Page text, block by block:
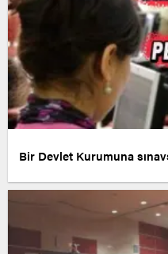
Bir Devlet Kurumuna